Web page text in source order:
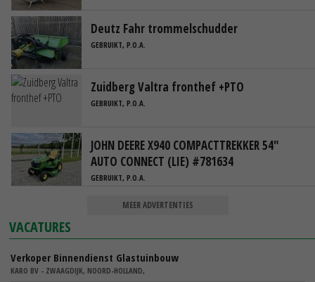
Deutz Fahr trommelschudder
GEBRUIKT, P.O.A.
Zuidberg Valtra fronthef +PTO
GEBRUIKT, P.O.A.
JOHN DEERE X940 COMPACTTREKKER 54"
AUTO CONNECT (LIE) #781634
GEBRUIKT, P.O.A.
MEER ADVERTENTIES
VACATURES
Verkoper Binnendienst Glastuinbouw
KARO BV - ZWAAGDIJK, NOORD-HOLLAND,